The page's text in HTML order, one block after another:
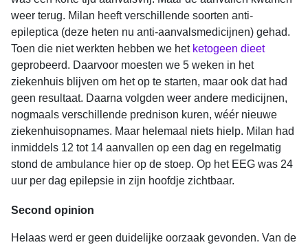
weer terug. Milan heeft verschillende soorten anti-
epileptica (deze heten nu anti-aanvalsmedicijnen) gehad.
Toen die niet werkten hebben we het ketogeen dieet
geprobeerd. Daarvoor moesten we 5 weken in het
ziekenhuis blijven om het op te starten, maar ook dat had
geen resultaat. Daarna volgden weer andere medicijnen,
nogmaals verschillende prednison kuren, wéér nieuwe
ziekenhuisopnames. Maar helemaal niets hielp. Milan had
inmiddels 12 tot 14 aanvallen op een dag en regelmatig
stond de ambulance hier op de stoep. Op het EEG was 24
uur per dag epilepsie in zijn hoofdje zichtbaar.
Second opinion
Helaas werd er geen duidelijke oorzaak gevonden. Van de